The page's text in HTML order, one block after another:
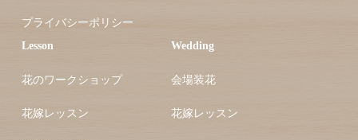
プライバシーポリシー
Lesson
花のワークショップ
花嫁レッスン
Wedding
会場装花
花嫁レッスン